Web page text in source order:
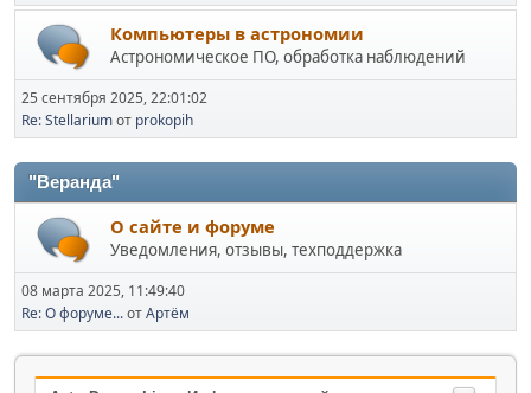
Компьютеры в астрономии
Астрономическое ПО, обработка наблюдений
25 сентября 2025, 22:01:02
Re: Stellariumот prokopih
"Веранда"
О сайте и форуме
Уведомления, отзывы, техподдержка
08 марта 2025, 11:49:40
Re: О форуме...отАртём